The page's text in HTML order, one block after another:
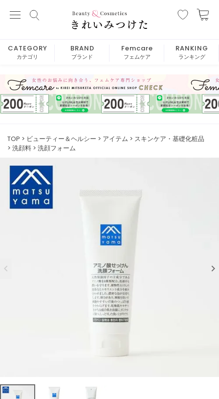
CATEGORY
カテゴリ
BRAND
ブランド
Femcare
フェムケア
RANKING
ランキング
TOP ビューティー＆ヘルシー アイテム
スキンケア・基礎化粧品
洗顔料
洗顔フォーム